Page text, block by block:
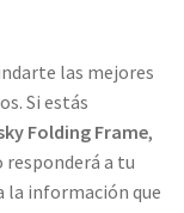
las mejores
Si estás
Folding Frame,
responderá a tu
la información que